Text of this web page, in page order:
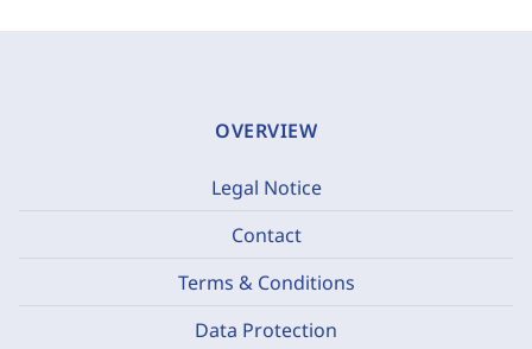
OVERVIEW
Legal Notice
Contact
Terms & Conditions
Data Protection